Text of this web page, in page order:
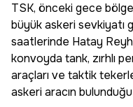
TSK, önceki gece
büyük askeri sevkiyatı
saatlerinde Hatay
konvoyda tank, zırhlı
araçları ve taktik
askeri aracın